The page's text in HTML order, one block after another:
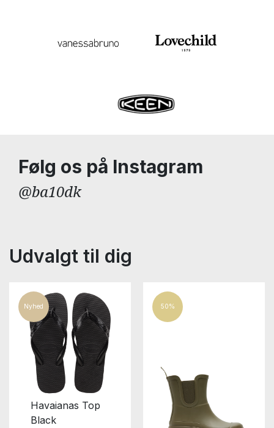
Følg os på Instagram
@ba10dk
Udvalgt til dig
Nyhed
Havaianas Top
Black
50%